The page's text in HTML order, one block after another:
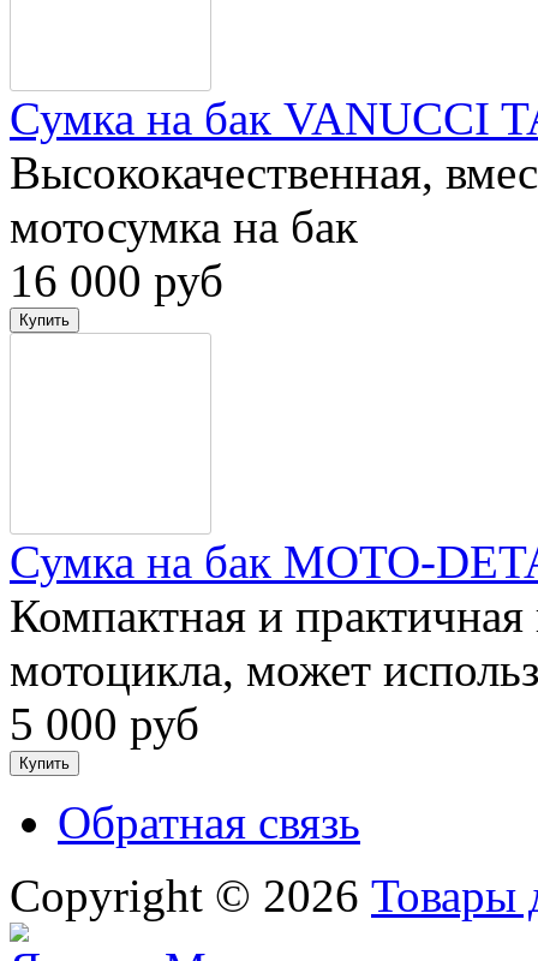
Сумка на бак VANUCCI
Высококачественная,
мотосумка на бак
16 000 руб
Сумка на бак MOTO-
Компактная и практичная
мотоцикла, может
5 000 руб
Обратная связь
Copyright © 2026 Товары